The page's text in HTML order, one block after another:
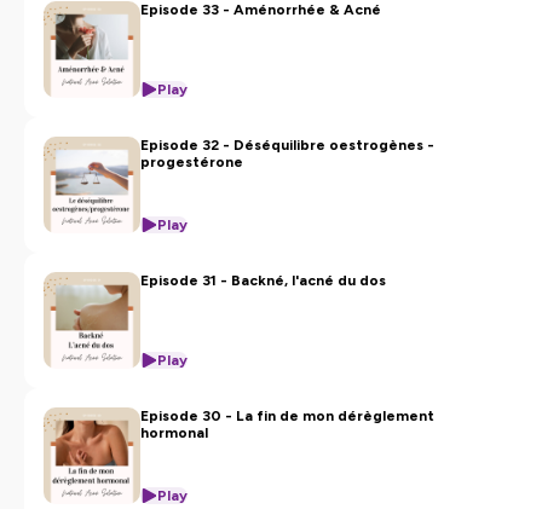
Hébergé par Ausha. Visitez
confidentialite
Episode 33 - Aménorrhée & Acné
Play
Episode 32 - Déséquilibre oestrogènes -
progestérone
Play
Episode 31 - Backné, l'acné du dos
Play
Episode 30 - La fin de mon dérèglement
hormonal
Play